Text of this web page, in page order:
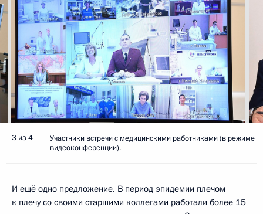
3 из 4
Участники встречи с медицинскими работниками (в режиме
видеоконференции).
И ещё одно предложение. В период эпидемии плечом
к плечу со своими старшими коллегами работали более 15